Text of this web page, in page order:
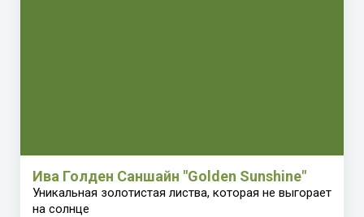
Ива Голден Саншайн "Golden Sunshine"
Уникальная золотистая листва, которая не выгорает
на солнце